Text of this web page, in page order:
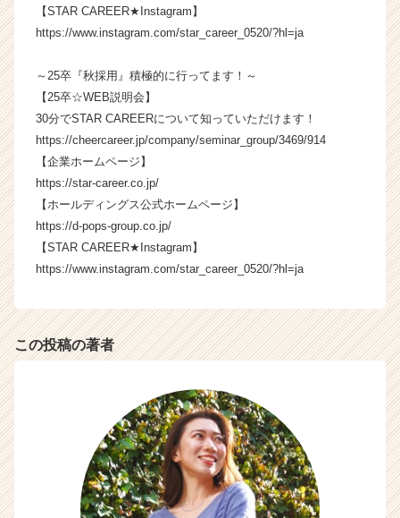
a
r
e
r）
【STAR CAREER★Instagram】
https://www.instagram.com/star_career_0520/?hl=ja
～25卒『秋採用』積極的に行ってます！～
【25卒☆WEB説明会】
30分でSTAR CAREERについて知っていただけます！
https://cheercareer.jp/company/seminar_group/3469/914
【企業ホームページ】
https://star-career.co.jp/
【ホールディングス公式ホームページ】
https://d-pops-group.co.jp/
【STAR CAREER★Instagram】
https://www.instagram.com/star_career_0520/?hl=ja
この投稿の著者